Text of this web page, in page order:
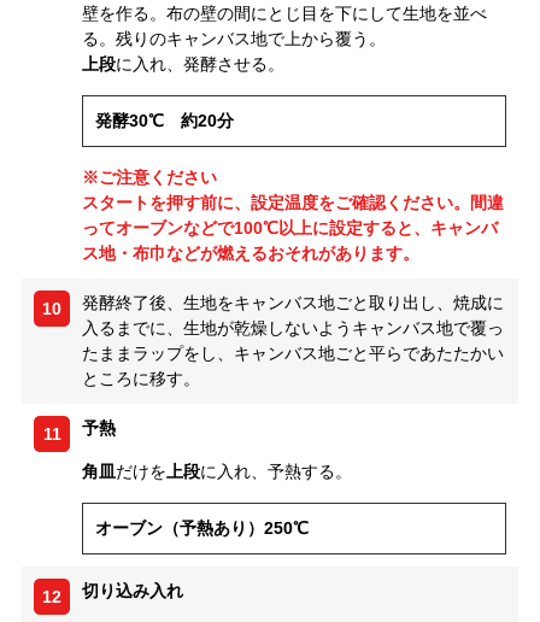
壁を作る。布の壁の間にとじ目を下にして生地を並べ
る。残りのキャンバス地で上から覆う。
上段に入れ、発酵させる。
発酵30℃ 約20分
※ご注意ください
スタートを押す前に、設定温度をご確認ください。間違
ってオーブンなどで100℃以上に設定すると、キャンバ
ス地・布巾などが燃えるおそれがあります。
10
発酵終了後、生地をキャンバス地ごと取り出し、焼成に
入るまでに、生地が乾燥しないようキャンバス地で覆っ
たままラップをし、キャンバス地ごと平らであたたかい
ところに移す。
11 予熱
角皿 だけを 上段に入れ、予熱する。
オーブン（予熱あり）250℃
12 切り込み入れ